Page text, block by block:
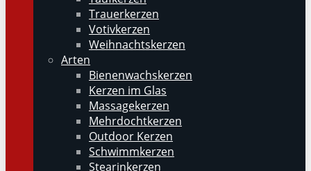
Trauerkerzen
Votivkerzen
Weihnachtskerzen
Arten
Bienenwachskerzen
Kerzen im Glas
Massagekerzen
Mehrdochtkerzen
Outdoor Kerzen
Schwimmkerzen
Stearinkerzen